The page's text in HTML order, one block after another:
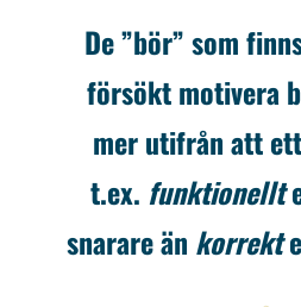
De ”bör” som
försökt motivera
mer utifrån att
t.ex. funktionellt
snarare än korrekt